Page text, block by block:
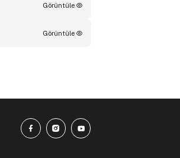
Görüntüle
Görüntüle